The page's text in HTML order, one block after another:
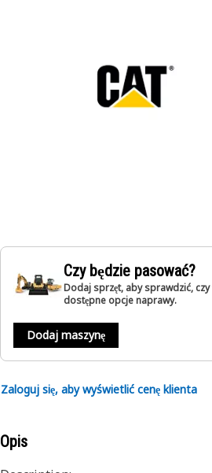
Czy będzie pasować?
Dodaj sprzęt, aby sprawdzić,
dostępne opcje naprawy.
Dodaj maszynę
Zaloguj się, aby wyświetlić cenę klienta
Opis